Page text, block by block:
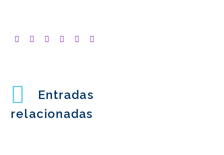
Entradas
relacionadas